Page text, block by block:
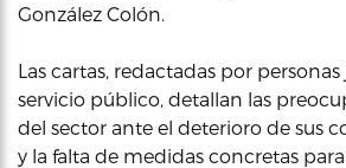
González Colón.
Las cartas, redactadas por
servicio público, detallan las
del sector ante el deterioro de sus
y la falta de medidas concretas